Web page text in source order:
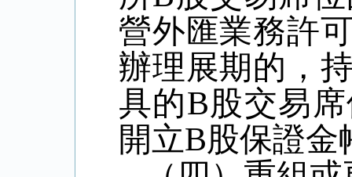
營外匯業務許
辦理展期的，
具的B股交易
開立B股保證金